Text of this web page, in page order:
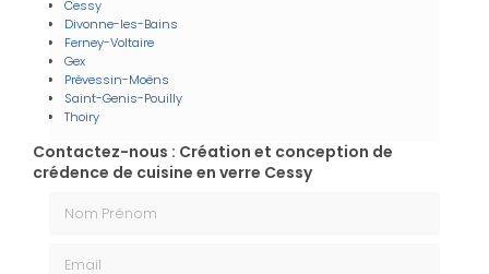
Cessy
Divonne-les-Bains
Ferney-Voltaire
Gex
Prévessin-Moëns
Saint-Genis-Pouilly
Thoiry
Contactez-nous : Création et conception de
crédence de cuisine en verre Cessy